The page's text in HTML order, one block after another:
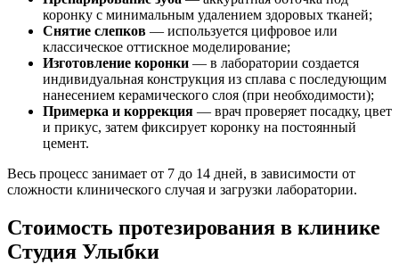
коронку с минимальным удалением здоровых тканей;
Снятие слепков — используется цифровое или
классическое оттискное моделирование;
Изготовление коронки — в лаборатории создается
индивидуальная конструкция из сплава с последующим
нанесением керамического слоя (при необходимости);
Примерка и коррекция — врач проверяет посадку, цвет
и прикус, затем фиксирует коронку на постоянный
цемент.
Весь процесс занимает от 7 до 14 дней, в зависимости от
сложности клинического случая и загрузки лаборатории.
Стоимость протезирования в клинике
Студия Улыбки